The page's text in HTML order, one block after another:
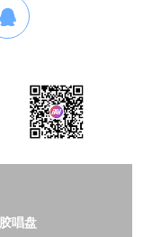
唱盘